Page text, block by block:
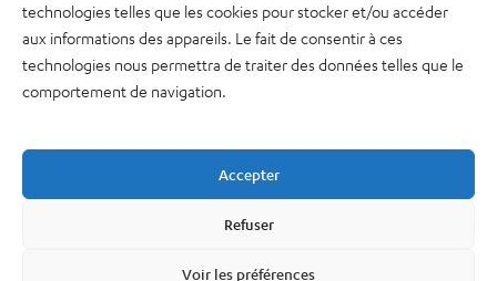
technologies telles que les cookies pour stocker et/ou accéder
aux informations des appareils. Le fait de consentir à ces
technologies nous permettra de traiter des données telles que le
comportement de navigation.
Accepter
Refuser
Voir les préférences
38, rue des Bourdonnais
Tél : 01 48 74 04 82
Nous contacter
Mentions légales – CGU
Politique de confidentialité